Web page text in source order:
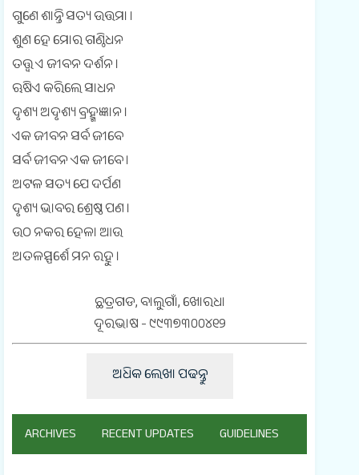
ଗୁଣେ ଶାନ୍ତି ସତ୍ୟ ଉତ୍ତମା ।
ଶୁଣ ହେ ମୋର ଗଣ୍ଠିଧନ
ତତ୍ତ୍ଵ ଏ ଜୀବନ ଦର୍ଶନ ।
ଋଷିଏ କରିଲେ ସାଧନ
ଦୃଶ୍ୟ ଅଦୃଶ୍ୟ ବ୍ରହ୍ମଜ୍ଞାନ ।
ଏକ ଜୀବନ ସର୍ବ ଜୀବେ
ସର୍ବ ଜୀବନ ଏକ ଜୀବେ ।
ଅଟଳ ସତ୍ୟ ଯେ ଦର୍ପଣ
ଦୃଶ୍ୟ ଭାବର ଶ୍ରେଷ୍ଠ ପଣ ।
ଉଠ ନକର ହେଳା ଆଉ
ଅତଳସ୍ପର୍ଶେ ମନ ରହୁ ।
ଛତ୍ରଗଡ, ବାଲୁଗାଁ, ଖୋରଧା
ଦୂରଭାଷ - ୯୯୩୭୩୦୦୪୧୨
ଅଧିକ ଲେଖା ପଢନ୍ତୁ
ARCHIVES RECENT UPDATES GUIDELINES